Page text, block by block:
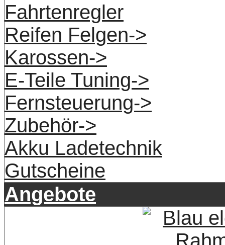
Fahrtenregler
Reifen Felgen->
Karossen->
E-Teile Tuning->
Fernsteuerung->
Zubehör->
Akku Ladetechnik
Gutscheine
Angebote